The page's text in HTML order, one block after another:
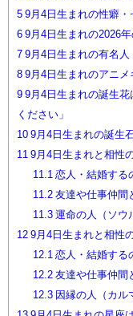
5 9月4日生まれの性癖・
6 9月4日生まれの2026
7 9月4日生まれの有名人
8 9月4日生まれのアニメ
9 9月4日生まれの誕生
ください」
10 9月4日生まれの誕生
11 9月4日生まれと相性
11.1 恋人・結婚する
11.2友達や仕事仲間
11.3運命の人（ソウ
12 9月4日生まれと相性
12.1 恋人・結婚する
12.2友達や仕事仲間
12.3因縁の人（カル